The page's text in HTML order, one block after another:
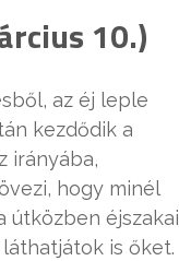
10.)
az éj leple
kezdődik a
irányába,
hogy minél
útközben éjszakai
is őket.